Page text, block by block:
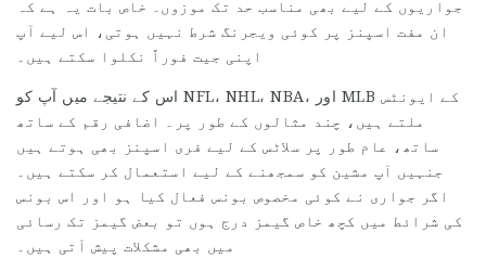
جواریوں کے لیے بھی مناسب حد تک موزوں۔ خاص بات یہ ہے کہ
ان مفت اسپنز پر کوئی ویجرنگ شرط نہیں ہوتی، اس لیے آپ
اپنی جیت فوراً نکلوا سکتے ہیں۔
اس کے نتیجے میں آپ کو NFL، NHL، NBA، اور MLB کے ایونٹس
ملتے ہیں، چند مثالوں کے طور پر۔ اضافی رقم کے ساتھ
ساتھ، عام طور پر سلاٹس کے لیے فری اسپنز بھی ہوتے ہیں
جنہیں آپ مشین کو سمجھنے کے لیے استعمال کر سکتے ہیں۔
اگر جواری نے کوئی مخصوص بونس فعال کیا ہو اور اس بونس
کی شرائط میں کچھ خاص گیمز درج ہوں تو بعض گیمز تک رسائی
میں بھی مشکلات پیش آتی ہیں۔